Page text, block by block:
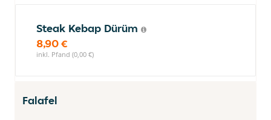
Steak Kebap Dürüm
8,90 €
inkl. Pfand (0,00 €)
Falafel